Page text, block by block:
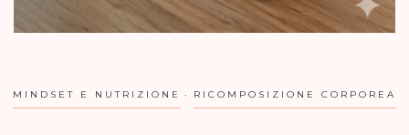
MINDSET E NUTRIZIONE RICOMPOSIZIONE CORPOREA